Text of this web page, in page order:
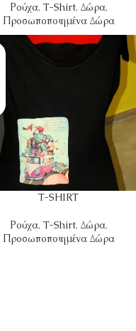
Ρούχα, T-Shirt, Δώρα,
Προσωποποιημένα Δώρα
T-SHIRT
Ρούχα, T-Shirt, Δώρα,
Προσωποποιημένα Δώρα